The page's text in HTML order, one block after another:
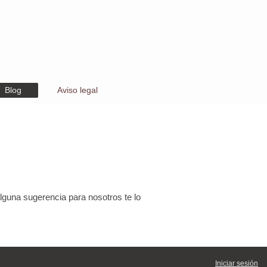
Blog Aviso legal
sugerencia para nosotros te lo
Iniciar sesión